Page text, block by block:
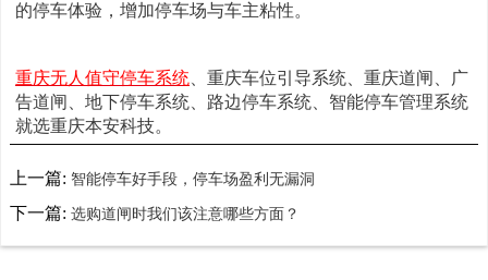
的停车体验，增加停车场与车主粘性。
重庆无人值守停车系统 、重庆车位引导系统、重庆道闸、广
告道闸、地下停车系统、路边停车系统、智能停车管理系统
就选重庆本安科技。
上一篇: 智能停车好手段，停车场盈利无漏洞
下一篇: 选购道闸时我们该注意哪些方面？